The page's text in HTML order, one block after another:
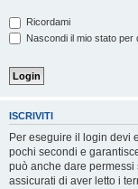
Ricordami
Nascondi il mio stato per
ISCRIVITI
Per eseguire il login devi
pochi secondi e
può anche dare
assicurati di aver letto i